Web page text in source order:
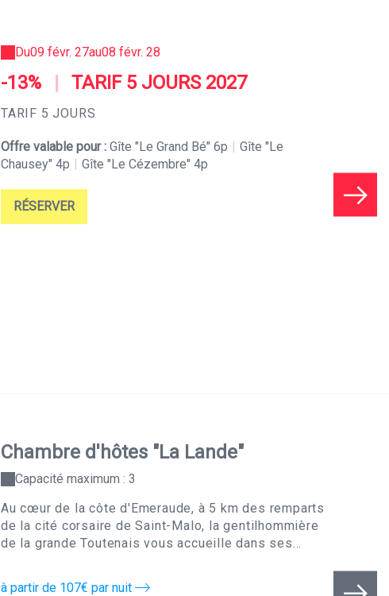
Du09 févr. 27au08 févr. 28
-13% TARIF 5 JOURS 2027
TARIF 5 JOURS
Offre valable pour : Gîte "Le Grand Bé" 6p
Gîte "Le
Chausey" 4p
Gîte "Le Cézembre" 4p
RÉSERVER
Chambre d'hôtes "La Lande"
Capacité maximum : 3
Au cœur de la côte d'Emeraude, à 5 km des remparts
de la cité corsaire de Saint-Malo, la gentilhommière
de la grande Toutenais vous accueille dans ses...
à partir de 107€ par nuit